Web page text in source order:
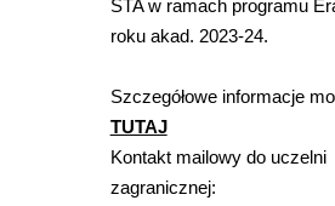
STA w ramach programu
roku akad. 2023-24.
Szczegółowe informacje
TUTAJ
Kontakt mailowy do uczelni
zagranicznej: